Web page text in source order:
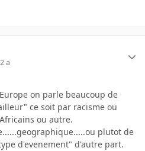
a
on parle beaucoup de
ce soit par racisme ou
ou autre.
plutot de
d'evenement" d'autre part.